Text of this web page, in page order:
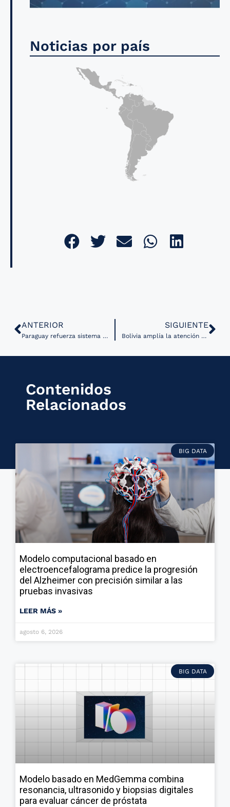
Noticias por país
ANTERIOR
Paraguay refuerza sistema de información en vacunación con apoyo de la OPS
SIGUIENTE
Bolivia amplía la atención médica a distancia en Chuquisaca mediante el Programa Nacional de Telesalud
Contenidos
Relacionados
BIG DATA
Modelo computacional basado en
electroencefalograma predice la progresión
del Alzheimer con precisión similar a las
pruebas invasivas
LEER MÁS »
agosto 6, 2026
BIG DATA
Modelo basado en MedGemma combina
resonancia, ultrasonido y biopsias digitales
para evaluar cáncer de próstata